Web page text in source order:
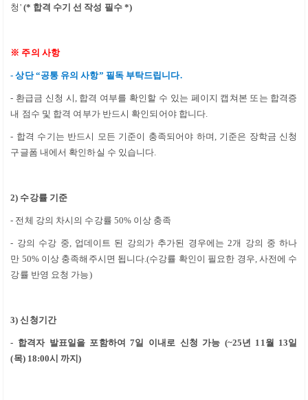
청 ' (* 합격 수기 선 작성 필수 *)
※ 주의 사항
-상단“공통 유의 사항” 필독 부탁드립니다.
- 환급금 신청 시, 합격 여부를 확인할 수 있는 페이지 캡쳐본 또는 합격증
내 점수 및 합격 여부가 반드시 확인되어야 합니다.
- 합격 수기는 반드시 모든 기준이 충족되어야 하며, 기준은 장학금 신청
구글폼 내에서 확인하실 수 있습니다.
2) 수강률 기준
- 전체 강의 차시의 수강률 50% 이상 충족
- 강의 수강 중, 업데이트 된 강의가 추가된 경우에는2개 강의 중 하나
만 50% 이상 충족해주시면 됩니다.(수강률 확인이 필요한 경우, 사전에 수
강률 반영 요청 가능)
3)신청기간
- 합격자 발표일을 포함하여7일 이내로 신청 가능 (~25년 11월 13일
(목) 18:00시 까지)